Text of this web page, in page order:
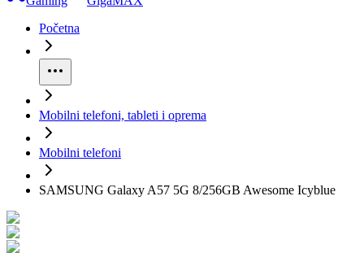
Početna
Mobilni telefoni, tableti i oprema
Mobilni telefoni
SAMSUNG Galaxy A57 5G 8/256GB Awesome Icyblue